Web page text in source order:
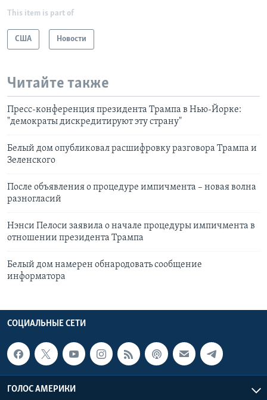
This item is part of
США Новости
Читайте также
Пресс-конференция президента Трампа в Нью-Йорке:
"демократы дискредитируют эту страну"
Белый дом опубликовал расшифровку разговора Трампа и
Зеленского
После объявления о процедуре импичмента – новая волна
разногласий
Нэнси Пелоси заявила о начале процедуры импичмента в
отношении президента Трампа
Белый дом намерен обнародовать сообщение
информатора
СОЦИАЛЬНЫЕ СЕТИ
ГОЛОС АМЕРИКИ